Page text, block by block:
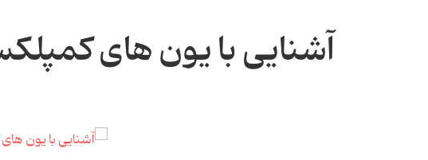
آشنایی با یون های